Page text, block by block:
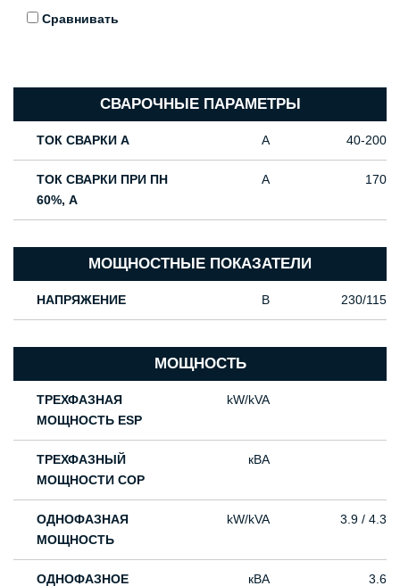
Сравнивать
СВАРОЧНЫЕ ПАРАМЕТРЫ
ТОК СВАРКИ A A 40-200
ТОК СВАРКИ ПРИ ПН
60%, А
A 170
МОЩНОСТНЫЕ ПОКАЗАТЕЛИ
НАПРЯЖЕНИЕ В 230/115
МОЩНОСТЬ
ТРЕХФАЗНАЯ
МОЩНОСТЬ ESP
kW/kVA
ТРЕХФАЗНЫЙ
МОЩНОСТИ COP
кВА
ОДНОФАЗНАЯ
МОЩНОСТЬ
kW/kVA 3.9 / 4.3
ОДНОФАЗНОЕ кВА 3.6